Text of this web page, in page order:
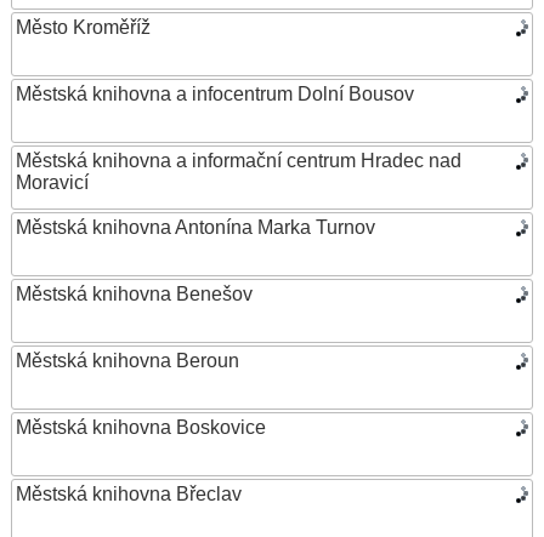
Město Kroměříž
Městská knihovna a infocentrum Dolní Bousov
Městská knihovna a informační centrum Hradec nad
Moravicí
Městská knihovna Antonína Marka Turnov
Městská knihovna Benešov
Městská knihovna Beroun
Městská knihovna Boskovice
Městská knihovna Břeclav